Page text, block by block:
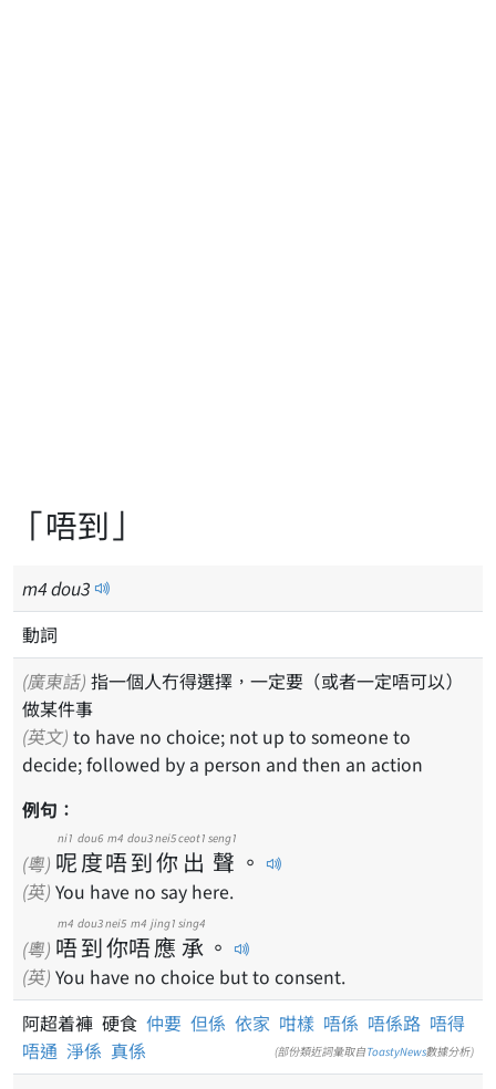
「唔到」
m4dou3
動詞
(廣東話)
做某件事
(英文)
decide; followed by a person and then an action
例句：
(粵) 呢
ni1
度
dou6
唔
m4
到
dou3
你
nei5
出
ceot1
聲
seng1
。
(英) You have no say here.
(粵) 唔
m4
到
dou3
你
nei5
唔
m4
應
jing1
承
sing4
。
(英) You have no choice but to consent.
阿超着褲 硬食 仲要 但係 依家 咁樣 唔係 唔係路 唔得
唔通 淨係 真係 (部份類近詞彙取自ToastyNews數據分析)